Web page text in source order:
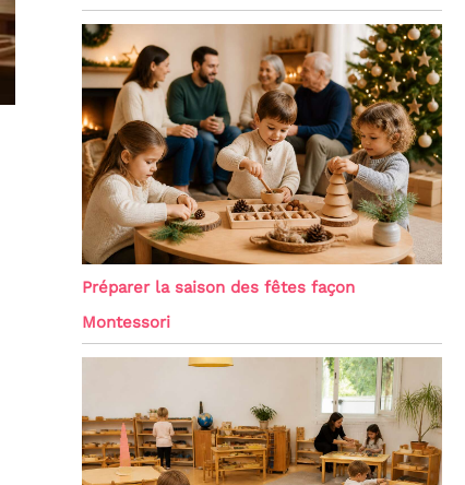
Préparer la saison des fêtes façon
Montessori